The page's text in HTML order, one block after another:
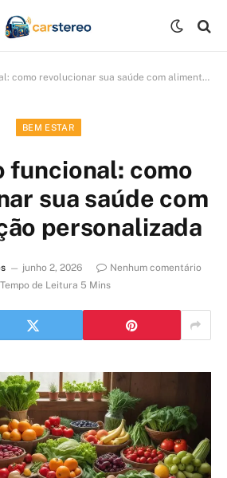
revolucionar sua saúde com alimentação personalizada
BEM ESTAR
funcional: como
sua saúde com
personalizada
junho 2, 2026
Nenhum comentário
Tempo de Leitura 5 Mins